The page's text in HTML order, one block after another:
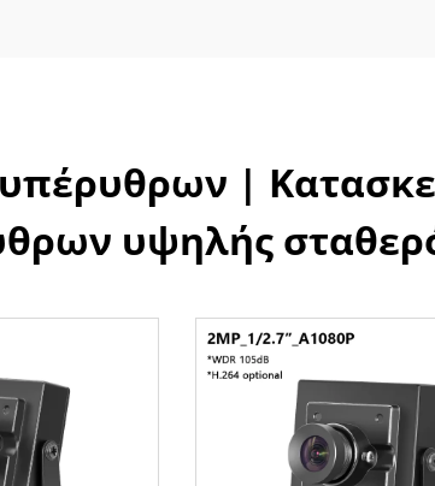
|
υψηλής